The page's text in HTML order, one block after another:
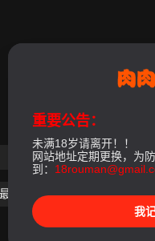
第05話 第06話
終話 badend 外
重要公告：
未满18岁请离开！！
网站地址定期更换，为
到：
我